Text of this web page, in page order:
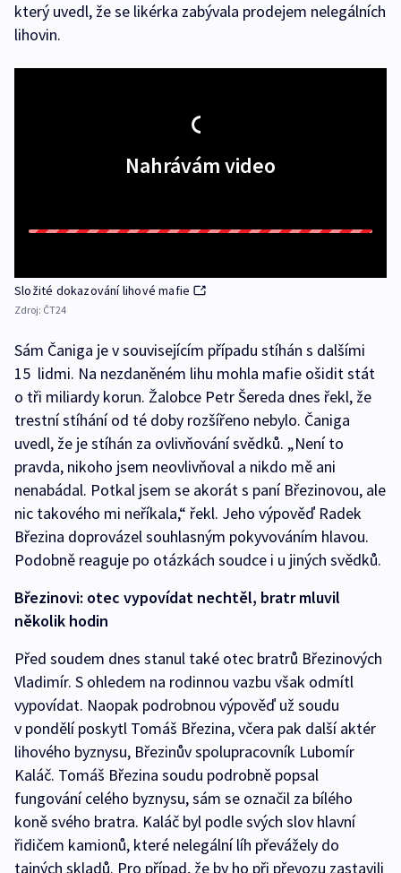
který uvedl, že se likérka zabývala prodejem nelegálních
lihovin.
Nahrávám video
Složité dokazování lihové mafie
Zdroj: ČT24
Sám Čaniga je v souvisejícím případu stíhán s dalšími
15 lidmi. Na nezdaněném lihu mohla mafie ošidit stát
o tři miliardy korun. Žalobce Petr Šereda dnes řekl, že
trestní stíhání od té doby rozšířeno nebylo. Čaniga
uvedl, že je stíhán za ovlivňování svědků. „Není to
pravda, nikoho jsem neovlivňoval a nikdo mě ani
nenabádal. Potkal jsem se akorát s paní Březinovou, ale
nic takového mi neříkala,“ řekl. Jeho výpověď Radek
Březina doprovázel souhlasným pokyvováním hlavou.
Podobně reaguje po otázkách soudce i u jiných svědků.
Březinovi: otec vypovídat nechtěl, bratr mluvil
několik hodin
Před soudem dnes stanul také otec bratrů Březinových
Vladimír. S ohledem na rodinnou vazbu však odmítl
vypovídat. Naopak podrobnou výpověď už soudu
v pondělí poskytl Tomáš Březina, včera pak další aktér
lihového byznysu, Březinův spolupracovník Lubomír
Kaláč. Tomáš Březina soudu podrobně popsal
fungování celého byznysu, sám se označil za bílého
koně svého bratra. Kaláč byl podle svých slov hlavní
řidičem kamionů, které nelegální líh převážely do
tajných skladů. Pro případ, že by ho při převozu zastavili